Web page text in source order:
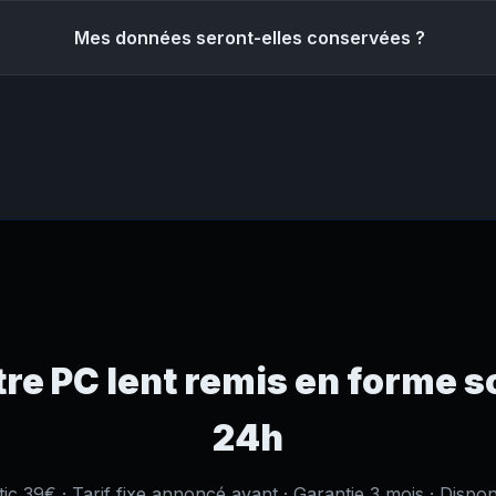
Mes données seront-elles conservées ?
PC lent remis en forme
24h